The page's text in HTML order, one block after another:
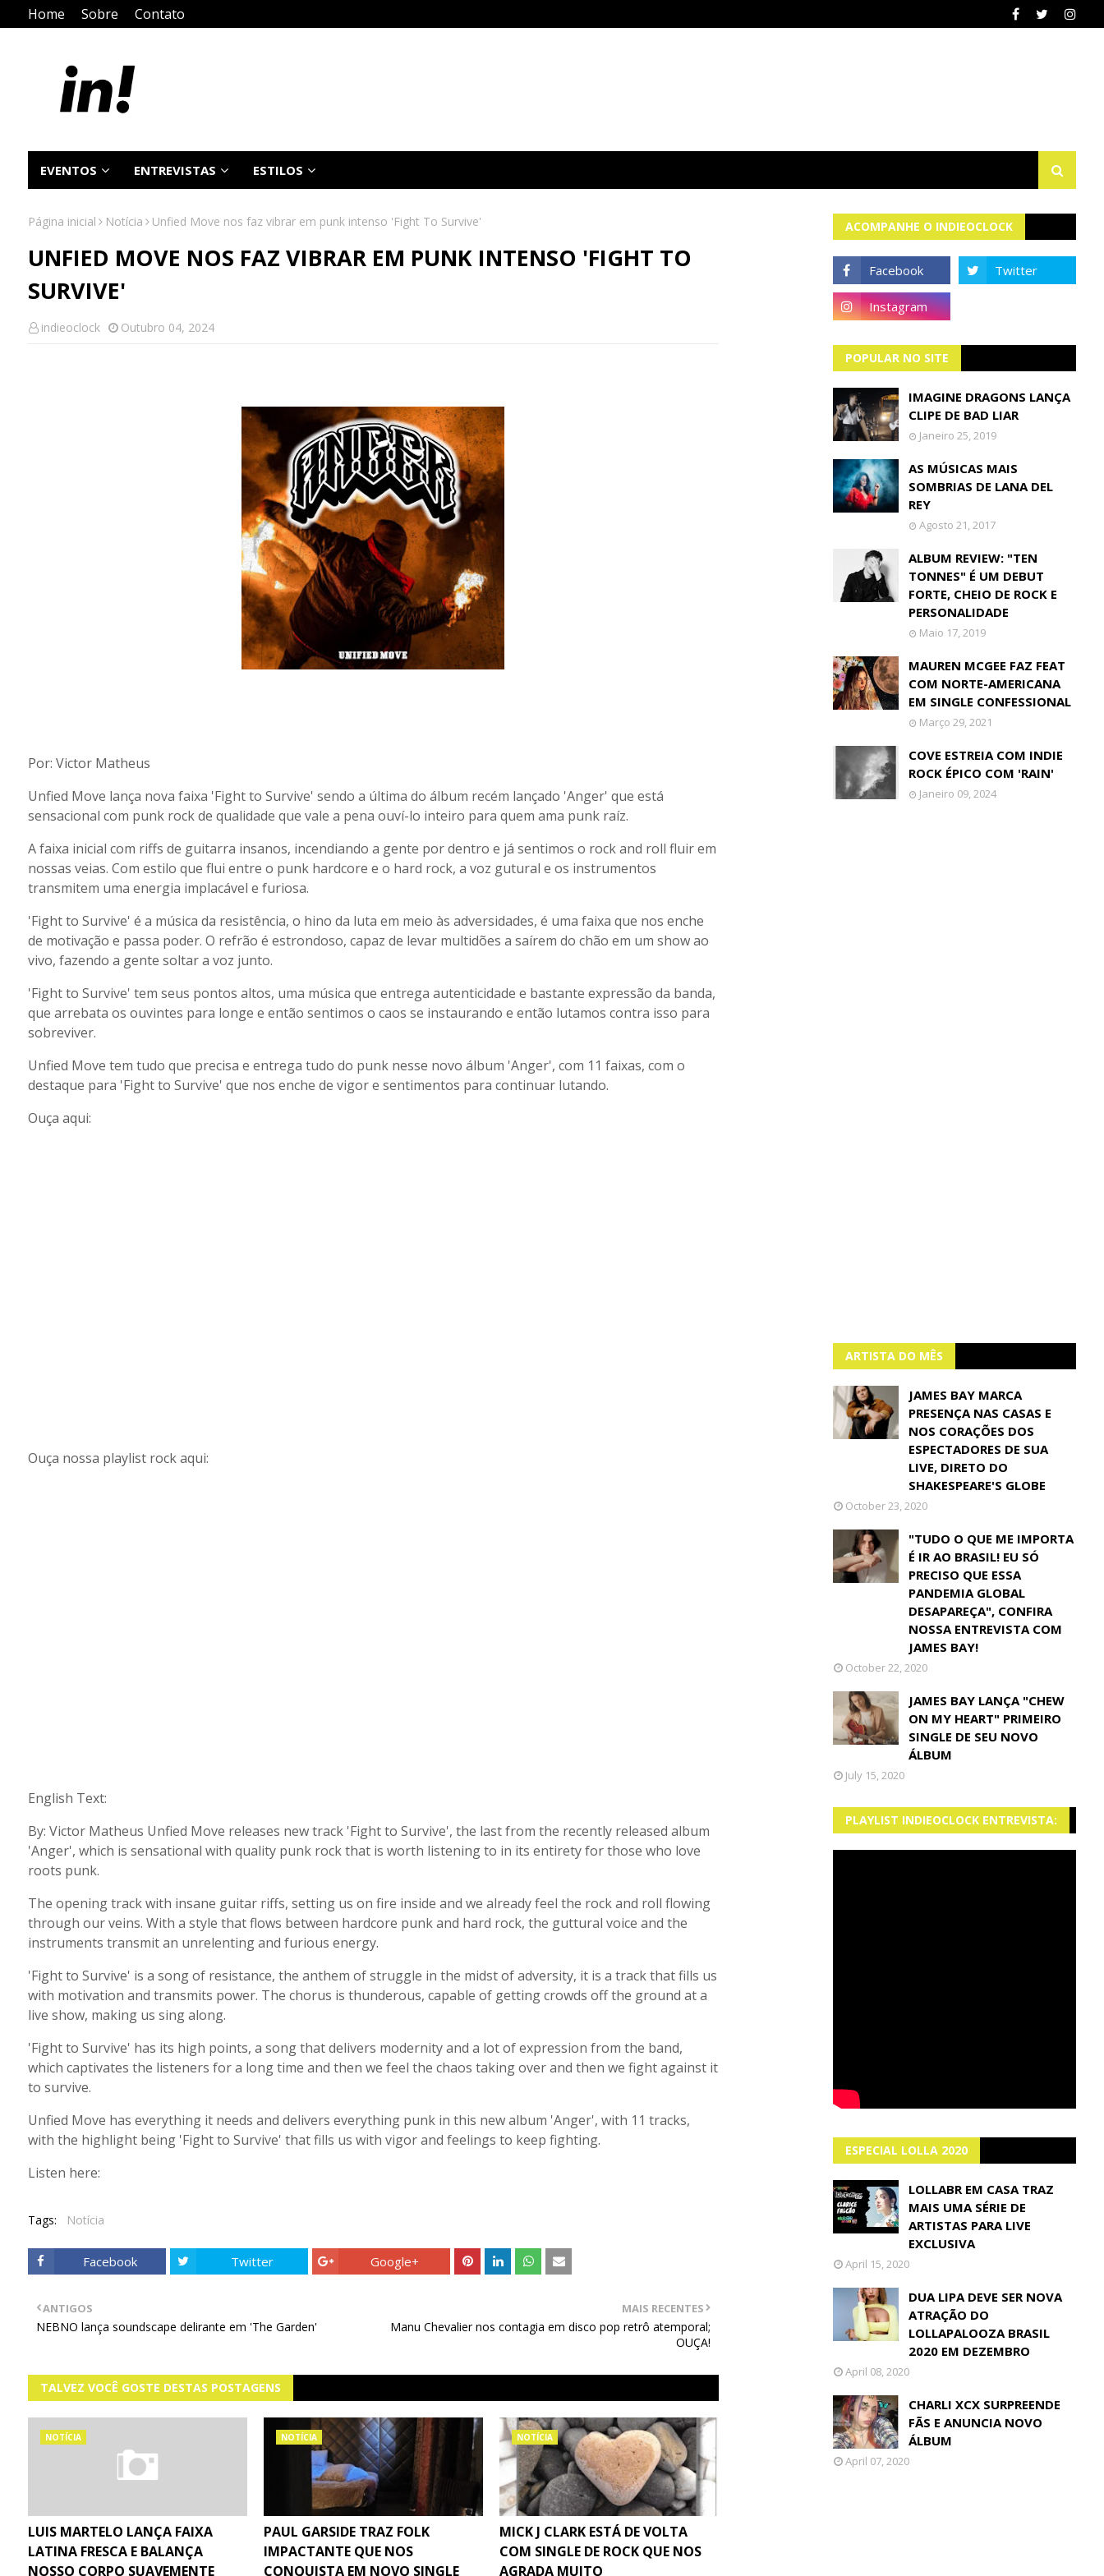
Home Sobre Contato
EVENTOS ENTREVISTAS ESTILOS
Página inicial Notícia Unfied Move nos faz vibrar em punk intenso 'Fight To Survive'
UNFIED MOVE NOS FAZ VIBRAR EM PUNK INTENSO 'FIGHT TO
SURVIVE'
indieoclock Outubro 04, 2024
Por: Victor Matheus
Unfied Move lança nova faixa 'Fight to Survive' sendo a última do álbum recém lançado 'Anger' que está
sensacional com punk rock de qualidade que vale a pena ouví-lo inteiro para quem ama punk raíz.
A faixa inicial com riffs de guitarra insanos, incendiando a gente por dentro e já sentimos o rock and roll fluir em
nossas veias. Com estilo que flui entre o punk hardcore e o hard rock, a voz gutural e os instrumentos
transmitem uma energia implacável e furiosa.
'Fight to Survive' é a música da resistência, o hino da luta em meio às adversidades, é uma faixa que nos enche
de motivação e passa poder. O refrão é estrondoso, capaz de levar multidões a saírem do chão em um show ao
vivo, fazendo a gente soltar a voz junto.
'Fight to Survive' tem seus pontos altos, uma música que entrega autenticidade e bastante expressão da banda,
que arrebata os ouvintes para longe e então sentimos o caos se instaurando e então lutamos contra isso para
sobreviver.
Unfied Move tem tudo que precisa e entrega tudo do punk nesse novo álbum 'Anger', com 11 faixas, com o
destaque para 'Fight to Survive' que nos enche de vigor e sentimentos para continuar lutando.
Ouça aqui:
Ouça nossa playlist rock aqui:
English Text:
By: Victor Matheus Unfied Move releases new track 'Fight to Survive', the last from the recently released album
'Anger', which is sensational with quality punk rock that is worth listening to in its entirety for those who love
roots punk.
The opening track with insane guitar riffs, setting us on fire inside and we already feel the rock and roll flowing
through our veins. With a style that flows between hardcore punk and hard rock, the guttural voice and the
instruments transmit an unrelenting and furious energy.
'Fight to Survive' is a song of resistance, the anthem of struggle in the midst of adversity, it is a track that fills us
with motivation and transmits power. The chorus is thunderous, capable of getting crowds off the ground at a
live show, making us sing along.
'Fight to Survive' has its high points, a song that delivers modernity and a lot of expression from the band,
which captivates the listeners for a long time and then we feel the chaos taking over and then we fight against it
to survive.
Unfied Move has everything it needs and delivers everything punk in this new album 'Anger', with 11 tracks,
with the highlight being 'Fight to Survive' that fills us with vigor and feelings to keep fighting.
Listen here:
Tags: Notícia
Facebook Twitter Google+
MAIS RECENTES
Manu Chevalier nos contagia em disco pop retrô atemporal;
OUÇA!
ANTIGOS
NEBNO lança soundscape delirante em 'The Garden'
TALVEZ VOCÊ GOSTE DESTAS POSTAGENS
NOTÍCIA
LUIS MARTELO LANÇA FAIXA
LATINA FRESCA E BALANÇA
NOSSO CORPO SUAVEMENTE
NOTÍCIA
PAUL GARSIDE TRAZ FOLK
IMPACTANTE QUE NOS
CONQUISTA EM NOVO SINGLE
NOTÍCIA
MICK J CLARK ESTÁ DE VOLTA
COM SINGLE DE ROCK QUE NOS
AGRADA MUITO
ACOMPANHE O INDIEOCLOCK
POPULAR NO SITE
IMAGINE DRAGONS LANÇA
CLIPE DE BAD LIAR
Janeiro 25, 2019
AS MÚSICAS MAIS
SOMBRIAS DE LANA DEL
REY
Agosto 21, 2017
ALBUM REVIEW: "TEN
TONNES" É UM DEBUT
FORTE, CHEIO DE ROCK E
PERSONALIDADE
Maio 17, 2019
MAUREN MCGEE FAZ FEAT
COM NORTE-AMERICANA
EM SINGLE CONFESSIONAL
Março 29, 2021
COVE ESTREIA COM INDIE
ROCK ÉPICO COM 'RAIN'
Janeiro 09, 2024
ARTISTA DO MÊS
JAMES BAY MARCA
PRESENÇA NAS CASAS E
NOS CORAÇÕES DOS
ESPECTADORES DE SUA
LIVE, DIRETO DO
SHAKESPEARE'S GLOBE
October 23, 2020
"TUDO O QUE ME IMPORTA
É IR AO BRASIL! EU SÓ
PRECISO QUE ESSA
PANDEMIA GLOBAL
DESAPAREÇA", CONFIRA
NOSSA ENTREVISTA COM
JAMES BAY!
October 22, 2020
JAMES BAY LANÇA "CHEW
ON MY HEART" PRIMEIRO
SINGLE DE SEU NOVO
ÁLBUM
July 15, 2020
PLAYLIST INDIEOCLOCK ENTREVISTA:
ESPECIAL LOLLA 2020
LOLLABR EM CASA TRAZ
MAIS UMA SÉRIE DE
ARTISTAS PARA LIVE
EXCLUSIVA
April 15, 2020
DUA LIPA DEVE SER NOVA
ATRAÇÃO DO
LOLLAPALOOZA BRASIL
2020 EM DEZEMBRO
April 08, 2020
CHARLI XCX SURPREENDE
FÃS E ANUNCIA NOVO
ÁLBUM
April 07, 2020